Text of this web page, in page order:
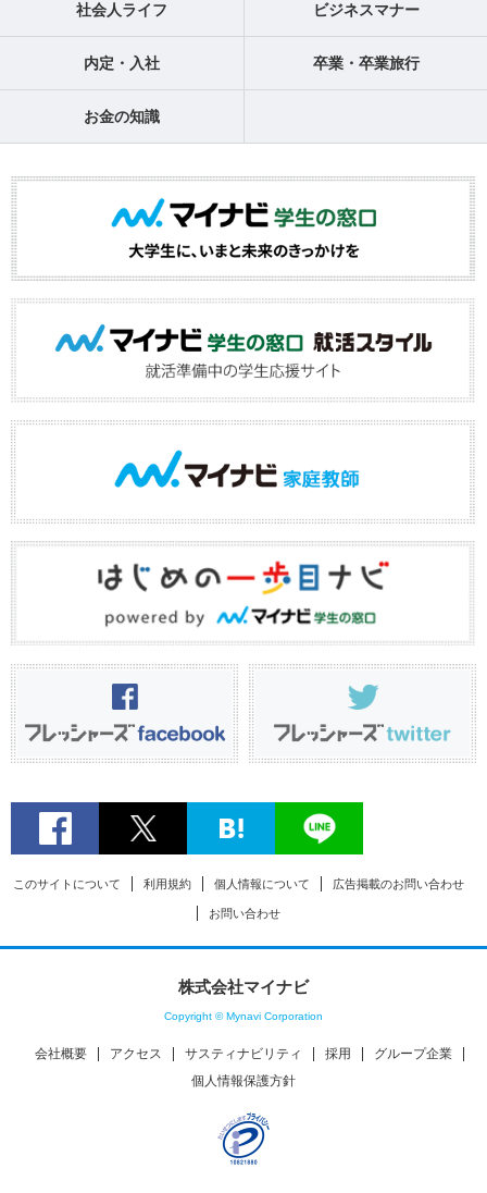
社会人ライフ ビジネスマナー
内定・入社 卒業・卒業旅行
お金の知識
このサイトについて 利用規約 個人情報について 広告掲載のお問い合わせ
お問い合わせ
株式会社マイナビ
Copyright © Mynavi Corporation
会社概要 アクセス サスティナビリティ 採用
グループ企業
個人情報保護方針